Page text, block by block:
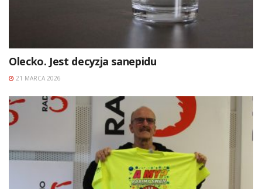
Olecko. Jest decyzja sanepidu
21 MARCA 2026